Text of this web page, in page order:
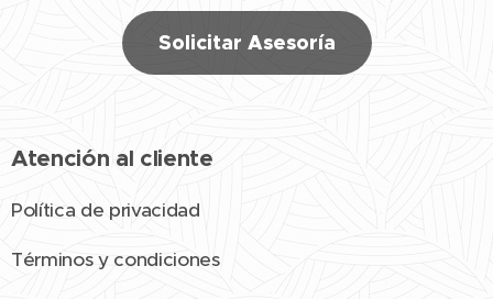
Solicitar Asesoría
Atención al cliente
Política de privacidad
Términos y condiciones